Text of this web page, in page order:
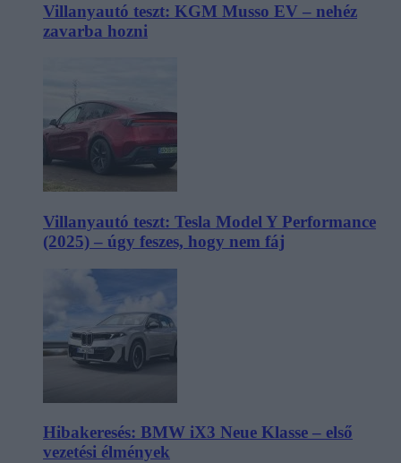
Villanyautó teszt: KGM Musso EV – nehéz
zavarba hozni
Villanyautó teszt: Tesla Model Y Performance
(2025) – úgy feszes, hogy nem fáj
Hibakeresés: BMW iX3 Neue Klasse – első
vezetési élmények